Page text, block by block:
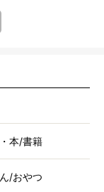
本/書籍
/おやつ